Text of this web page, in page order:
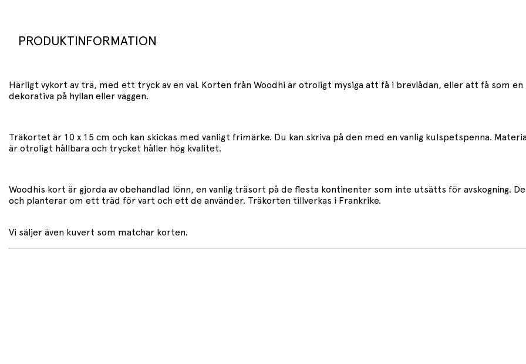
PRODUKTINFORMATION
Härligt vykort av trä, med ett tryck av en val. Korten från Woodhi är otroligt mysiga att få i brevlådan, eller att få som
dekorativa på hyllan eller väggen.
Träkortet är 10 x 15 cm och kan skickas med vanligt frimärke. Du kan skriva på den med en vanlig kulspetspenna.
är otroligt hållbara och trycket håller hög kvalitet.
Woodhis kort är gjorda av obehandlad lönn, en vanlig träsort på de flesta kontinenter som inte utsätts för avskogning.
och planterar om ett träd för vart och ett de använder. Träkorten tillverkas i Frankrike.
Vi säljer även kuvert som matchar korten.